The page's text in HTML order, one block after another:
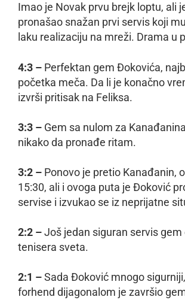
Imao je Novak prvu brejk loptu, ali
pronašao snažan prvi servis koji
laku realizaciju na mreži. Drama u
4:3 – Perfektan gem Đokovića,
početka meča. Da li je konačno
izvrši pritisak na Feliksa.
3:3 – Gem sa nulom za
nikako da pronađe ritam.
3:2 – Ponovo je pretio Kanađanin,
15:30, ali i ovoga puta je Đoković
servise i izvukao se iz neprijatne
2:2 –Još jedan siguran servis
tenisera sveta.
2:1 –Sada Đoković mnogo
forhend dijagonalom je završio